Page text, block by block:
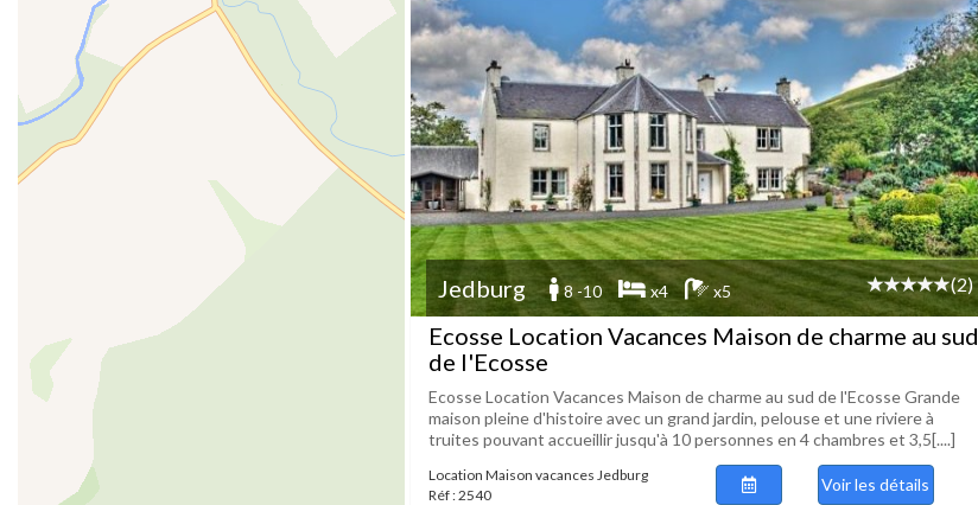
Jedburg 8 -10 x4 x5 (2)
Ecosse Location Vacances Maison de charme au sud
de l'Ecosse
Ecosse Location Vacances Maison de charme au sud de l'Ecosse Grande
maison pleine d'histoire avec un grand jardin, pelouse et une riviere à
truites pouvant accueillir jusqu'à 10 personnes en 4 chambres et 3,5[....]
Location Maison vacances Jedburg
Réf : 2540
Voir les détails